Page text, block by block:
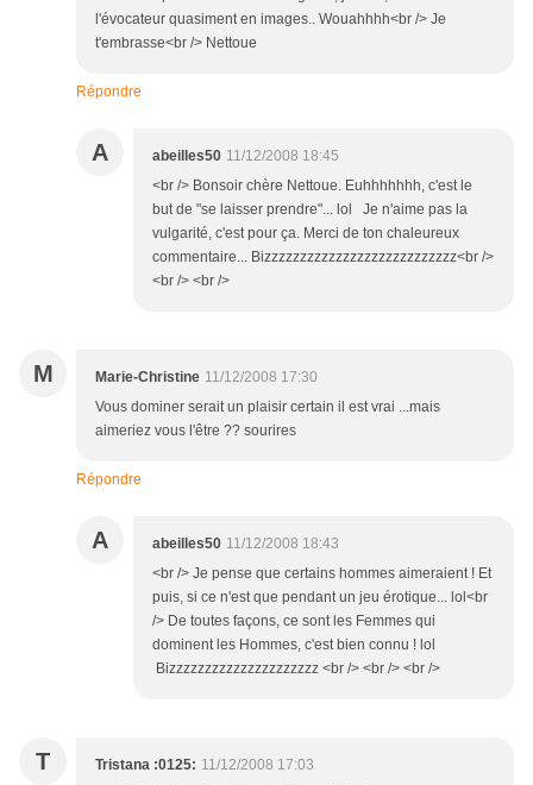
l'évocateur quasiment en images.. Wouahhhh<br /> Je
t'embrasse<br /> Nettoue
Répondre
A abeilles50 11/12/2008 18:45
<br /> Bonsoir chère Nettoue. Euhhhhhhh, c'est le
but de "se laisser prendre"... lol Je n'aime pas la
vulgarité, c'est pour ça. Merci de ton chaleureux
commentaire... Bizzzzzzzzzzzzzzzzzzzzzzzzzzz<br />
<br /> <br />
M Marie-Christine 11/12/2008 17:30
Vous dominer serait un plaisir certain il est vrai ...mais
aimeriez vous l'être ?? sourires
Répondre
A abeilles50 11/12/2008 18:43
<br /> Je pense que certains hommes aimeraient ! Et
puis, si ce n'est que pendant un jeu érotique... lol<br
/> De toutes façons, ce sont les Femmes qui
dominent les Hommes, c'est bien connu ! lol
Bizzzzzzzzzzzzzzzzzzzzz <br /> <br /> <br />
T Tristana :0125: 11/12/2008 17:03